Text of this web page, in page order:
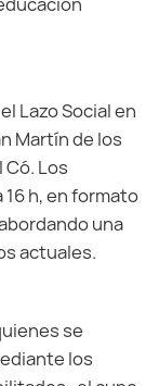
Lazo Social en
Martín de los
Có. Los
h, en formato
una
actuales.
se
los